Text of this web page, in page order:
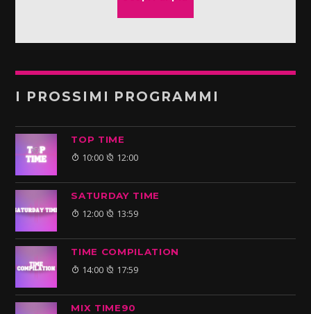
I PROSSIMI PROGRAMMI
TOP TIME
10:00 12:00
SATURDAY TIME
12:00 13:59
TIME COMPILATION
14:00 17:59
MIX TIME90